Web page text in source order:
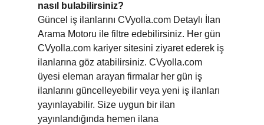
nasıl bulabilirsiniz?
Güncel iş ilanlarını CVyolla.com Detaylı İlan
Arama Motoru ile filtre edebilirsiniz. Her gün
CVyolla.com kariyer sitesini ziyaret ederek iş
ilanlarına göz atabilirsiniz. CVyolla.com
üyesi eleman arayan firmalar her gün iş
ilanlarını güncelleyebilir veya yeni iş ilanları
yayınlayabilir. Size uygun bir ilan
yayınlandığında hemen ilana